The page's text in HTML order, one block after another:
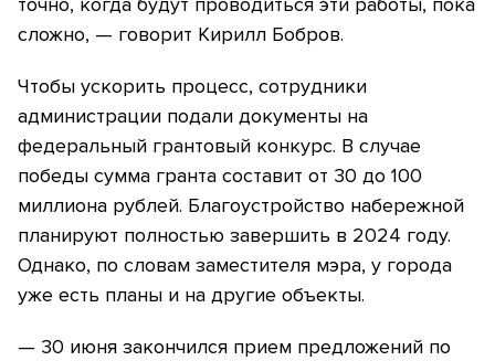
сложно, — говорит Кирилл Бобров.
Чтобы ускорить процесс, сотрудники
администрации подали документы на
федеральный грантовый конкурс. В случае
победы сумма гранта составит от 30 до 100
миллиона рублей. Благоустройство набережной
планируют полностью завершить в 2024 году.
Однако, по словам заместителя мэра, у города
уже есть планы и на другие объекты.
— 30 июня закончился прием предложений по